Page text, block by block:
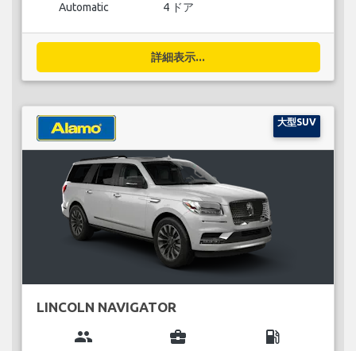
Automatic 4 ドア
詳細表示...
大型SUV
LINCOLN NAVIGATOR
group business_center local_gas_station